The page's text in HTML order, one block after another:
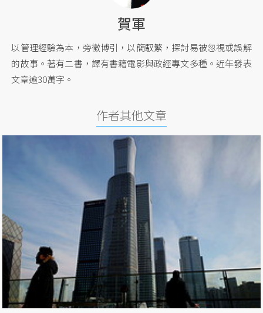
賀軍
以管理經驗為本，旁徵博引，以簡馭繁，探討易被忽視或誤解
的故事。著有二書，譯有書籍電影與政經專文多種。近年發表
文章逾30萬字。
作者其他文章